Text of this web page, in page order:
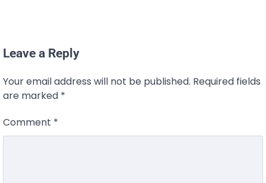
Leave a Reply
Your email address will not be published. Required fields
are marked *
Comment *